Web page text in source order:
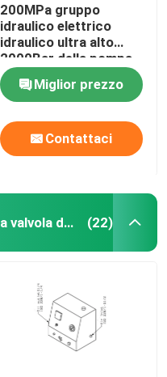
200MPa gruppo
idraulico elettrico
idraulico ultra alto
2000Bar della pompa
DC220V
Miglior prezzo
Contattaci
Dispositivo della prova della valvola del combustibile (22)